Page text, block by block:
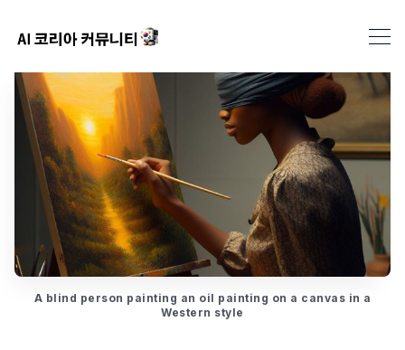
A blind person painting an oil painting on a canvas in a
Western style